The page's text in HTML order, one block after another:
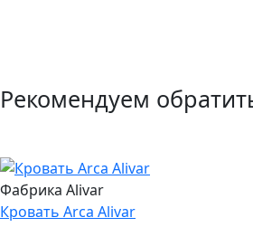
Рекомендуем
Фабрика Alivar
Кровать Arca Alivar